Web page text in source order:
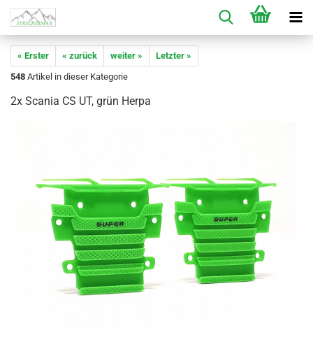
« Erster « zurück weiter »
Letzter »
548 Artikel in dieser Kategorie
2x Scania CS UT, grün Herpa